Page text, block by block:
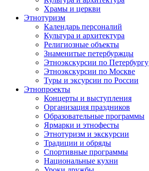
Храмы и церкви
Этнотуризм
Календарь персоналий
Культура и архитектура
Религиозные объекты
Знаменитые петербуржцы
Этноэкскурсии по Петербургу
Этноэкскурсии по Москве
Туры и эксурсии по России
Этнопроекты
Концерты и выступления
Организация праздников
Образовательные программы
Ярмарки и этнофесты
Этнотуризм и экскурсии
Традиции и обряды
Спортивные программы
Национальные кухни